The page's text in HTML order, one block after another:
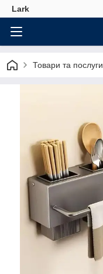
Lark
Товари та послуги